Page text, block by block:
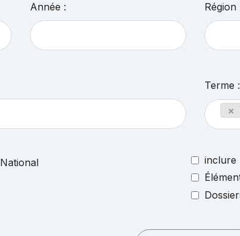
Année : Région
Terme :
×
National
inclure